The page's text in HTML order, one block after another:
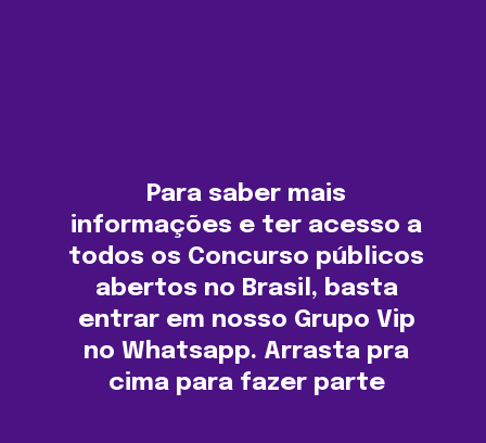
Para saber mais
informações e ter acesso a
todos os Concurso públicos
abertos no Brasil, basta
entrar em nosso Grupo Vip
no Whatsapp. Arrasta pra
cima para fazer parte